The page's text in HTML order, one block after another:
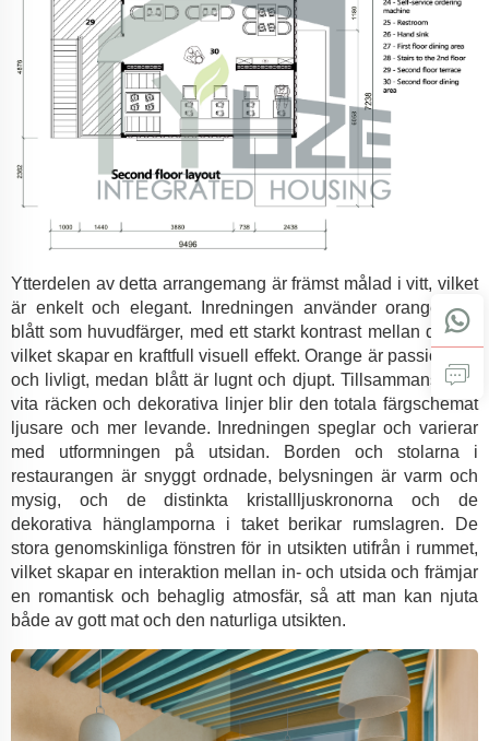
Ytterdelen av detta arrangemang är främst målad i vitt, vilket
är enkelt och elegant. Inredningen använder orange och
blått som huvudfärger, med ett starkt kontrast mellan de två,
vilket skapar en kraftfull visuell effekt. Orange är passionerat
och livligt, medan blått är lugnt och djupt. Tillsammans med
vita räcken och dekorativa linjer blir den totala färgschemat
ljusare och mer levande. Inredningen speglar och varierar
med utformningen på utsidan. Borden och stolarna i
restaurangen är snyggt ordnade, belysningen är varm och
mysig, och de distinkta kristallljuskronorna och de
dekorativa hänglamporna i taket berikar rumslagren. De
stora genomskinliga fönstren för in utsikten utifrån i rummet,
vilket skapar en interaktion mellan in- och utsida och främjar
en romantisk och behaglig atmosfär, så att man kan njuta
både av gott mat och den naturliga utsikten.